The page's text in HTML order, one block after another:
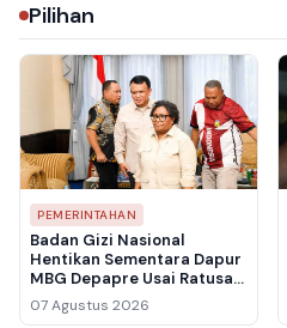
Pilihan
PEMERINTAHAN
Badan Gizi Nasional
Hentikan Sementara Dapur
MBG Depapre Usai Ratusan
Pelajar Keracunan
07 Agustus 2026